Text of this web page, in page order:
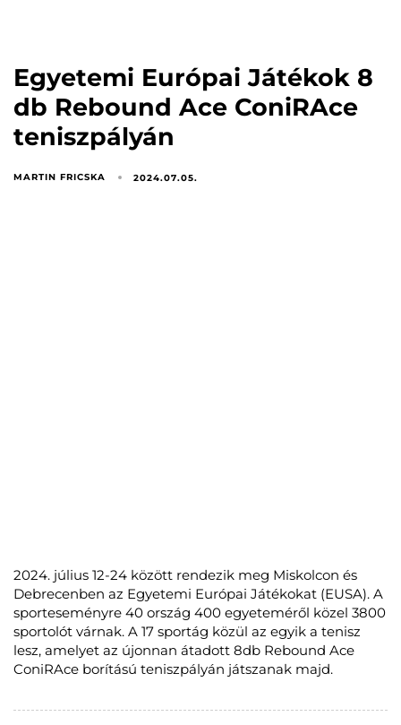
Egyetemi Európai Játékok 8
db Rebound Ace ConiRAce
teniszpályán
MARTIN FRICSKA 2024.07.05.
2024. július 12-24 között rendezik meg Miskolcon és
Debrecenben az Egyetemi Európai Játékokat (EUSA). A
sporteseményre 40 ország 400 egyeteméről közel 3800
sportolót várnak. A 17 sportág közül az egyik a tenisz
lesz, amelyet az újonnan átadott 8db Rebound Ace
ConiRAce borítású teniszpályán játszanak majd.